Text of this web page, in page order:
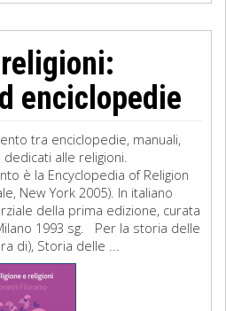
enciclopedie
tra enciclopedie, manuali,
alle religioni.
è la Encyclopedia of Religion
New York 2005). In italiano
della prima edizione, curata
1993 sg. Per la storia delle
di), Storia delle ...